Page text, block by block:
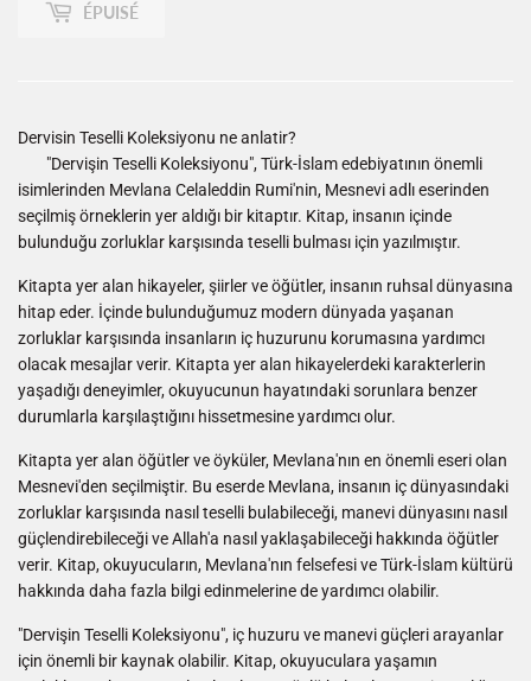
ÉPUISÉ
Dervisin Teselli Koleksiyonu ne anlatir?
"Dervişin Teselli Koleksiyonu", Türk-İslam edebiyatının önemli
isimlerinden Mevlana Celaleddin Rumi'nin, Mesnevi adlı eserinden
seçilmiş örneklerin yer aldığı bir kitaptır. Kitap, insanın içinde
bulunduğu zorluklar karşısında teselli bulması için yazılmıştır.
Kitapta yer alan hikayeler, şiirler ve öğütler, insanın ruhsal dünyasına
hitap eder. İçinde bulunduğumuz modern dünyada yaşanan
zorluklar karşısında insanların iç huzurunu korumasına yardımcı
olacak mesajlar verir. Kitapta yer alan hikayelerdeki karakterlerin
yaşadığı deneyimler, okuyucunun hayatındaki sorunlara benzer
durumlarla karşılaştığını hissetmesine yardımcı olur.
Kitapta yer alan öğütler ve öyküler, Mevlana'nın en önemli eseri olan
Mesnevi'den seçilmiştir. Bu eserde Mevlana, insanın iç dünyasındaki
zorluklar karşısında nasıl teselli bulabileceği, manevi dünyasını nasıl
güçlendirebileceği ve Allah'a nasıl yaklaşabileceği hakkında öğütler
verir. Kitap, okuyucuların, Mevlana'nın felsefesi ve Türk-İslam kültürü
hakkında daha fazla bilgi edinmelerine de yardımcı olabilir.
"Dervişin Teselli Koleksiyonu", iç huzuru ve manevi güçleri arayanlar
için önemli bir kaynak olabilir. Kitap, okuyuculara yaşamın